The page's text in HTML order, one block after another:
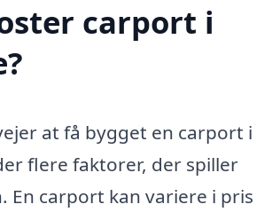
carport i
at få bygget en carport i
flere faktorer, der spiller
En carport kan variere i pris